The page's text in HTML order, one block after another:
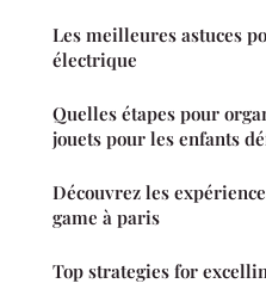
Les meilleures astuces
électrique
Quelles étapes pour
jouets pour les enfants
Découvrez les
game à paris
Top strategies for